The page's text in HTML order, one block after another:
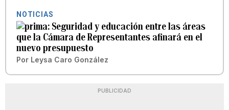
NOTICIAS
Seguridad y educación entre las áreas
que la Cámara de Representantes afinará en el
nuevo presupuesto
Por Leysa Caro González
PUBLICIDAD